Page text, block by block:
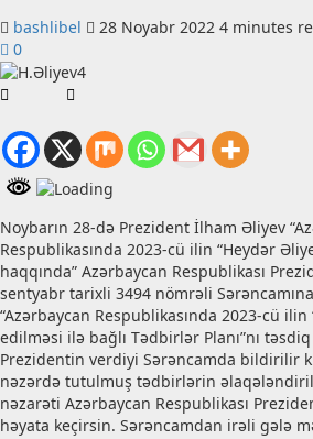
bashlibel 28 Noyabr 2022 4 minutes
0
Noybarın 28-də Prezident İlham Əliyev
Respublikasında 2023-cü ilin “Heydər
haqqında” Azərbaycan Respublikası
sentyabr tarixli 3494 nömrəli
“Azərbaycan Respublikasında 2023-cü
edilməsi ilə bağlı Tədbirlər Planı”nı
Prezidentin verdiyi Sərəncamda bildirilir
nəzərdə tutulmuş tədbirlərin
nəzarəti Azərbaycan Respublikası
həyata keçirsin. Sərəncamdan irəli gələ